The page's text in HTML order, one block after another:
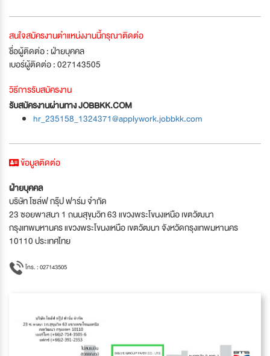
สนใจสมัครงานตำแหน่งงานนี้กรุณาติดต่อ
ชื่อผู้ติดต่อ : ฝ่ายบุคคล
เบอร์ผู้ติดต่อ : 027143505
วิธีการรับสมัครงาน
รับสมัครงานผ่านทาง JOBBKK.COM
hr_235158_1324371@applywork.jobbkk.com
ข้อมูลติดต่อ
ฝ่ายบุคคล
บริษัท โซล์ฟ กรุ๊ป ฟาร์ม จำกัด
23 ซอยพาสนา 1 ถนนสุขุมวิท 63 แขวงพระโขนงเหนือ เขตวัฒนา
กรุงเทพมหานคร แขวงพระโขนงเหนือ เขตวัฒนา จังหวัดกรุงเทพมหานคร
10110 ประเทศไทย
โทร. : 027143505